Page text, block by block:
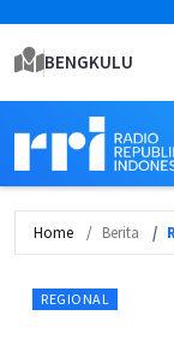
BENGKULU
Home Berita
REGIONAL